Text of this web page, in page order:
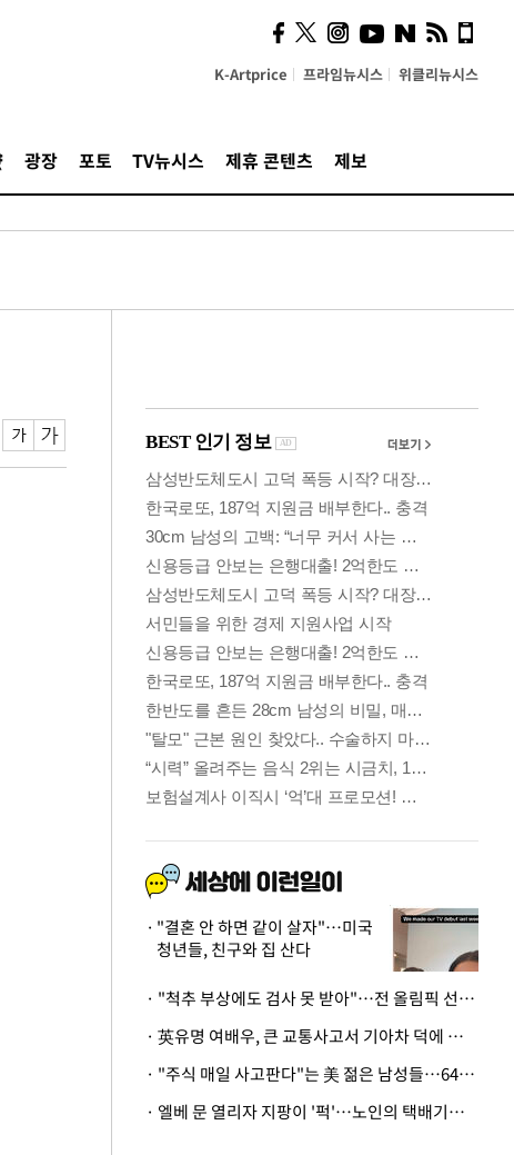
K-Artprice 프라임뉴시스 위클리뉴시스
광장 포토 TV뉴시스 제휴 콘텐츠 제보
사이 해답 찾았죠"…알을
깨고 나온 '초자아'
"결혼 안 하면 같이 살자"…미국
청년들, 친구와 집 산다
· "척추 부상에도 검사 못 받아"…전 올림픽 선수, 美봅슬레이협회 상대 소송
· 英유명 여배우, 큰 교통사고서 기아차 덕에 살았다
· "주식 매일 사고판다"는 美 젊은 남성들…64%가 "나는 인생의 패배자“
· 엘베 문 열리자 지팡이 '퍽'…노인의 택배기사 폭행 이유